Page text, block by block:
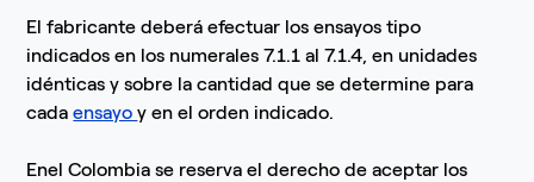
El fabricante deberá efectuar los ensayos tipo
indicados en los numerales 7.1.1 al 7.1.4, en unidades
idénticas y sobre la cantidad que se determine para
cadaensayoy en el orden indicado.
Enel Colombia se reserva el derecho de aceptar los